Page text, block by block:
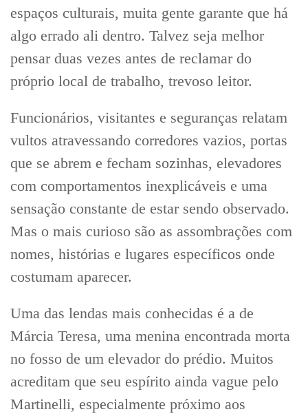
espaços culturais, muita gente garante que há
algo errado ali dentro. Talvez seja melhor
pensar duas vezes antes de reclamar do
próprio local de trabalho, trevoso leitor.
Funcionários, visitantes e seguranças relatam
vultos atravessando corredores vazios, portas
que se abrem e fecham sozinhas, elevadores
com comportamentos inexplicáveis e uma
sensação constante de estar sendo observado.
Mas o mais curioso são as assombrações com
nomes, histórias e lugares específicos onde
costumam aparecer.
Uma das lendas mais conhecidas é a de
Márcia Teresa, uma menina encontrada morta
no fosso de um elevador do prédio. Muitos
acreditam que seu espírito ainda vague pelo
Martinelli, especialmente próximo aos